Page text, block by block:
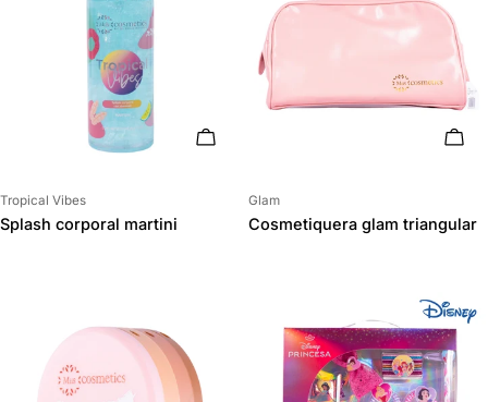
AÑADIR AL CARRITO
Proveedor:
Tropical Vibes
Splash corporal martini
Proveedor:
Glam
Cosmetiquera glam triangular